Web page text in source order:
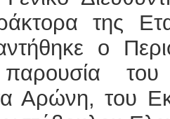
της
ο
του
Αρώνη, του